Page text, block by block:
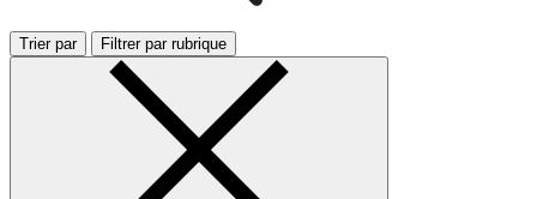
Trier par Filtrer par rubrique